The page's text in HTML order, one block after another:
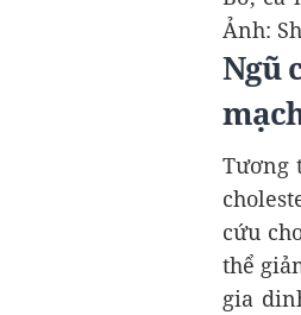
Ảnh:
Ngũ
Tương
cứu
thể
gia